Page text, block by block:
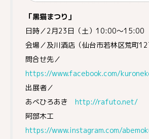
「黒猫まつり」
日時／2月23日（土）10:00～15:00
会場／及川酒店（仙台市若林区荒町
問合せ先／
https://www.facebook.com/
出展者／
あべひろあき http://rafuto.net/
阿部木工
https://www.instagram.com/